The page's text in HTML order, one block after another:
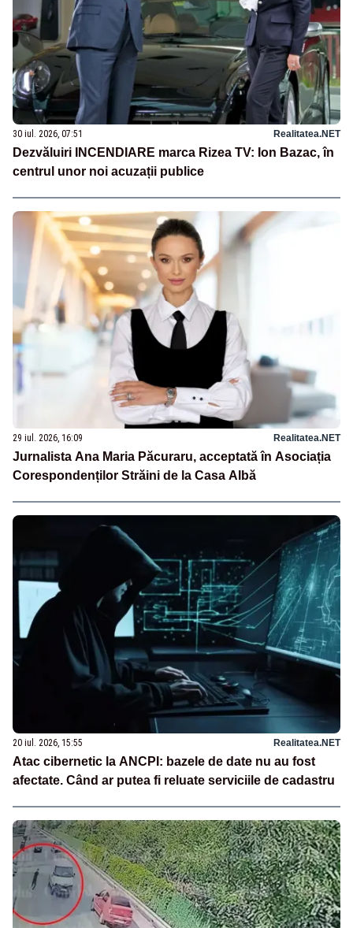
30 iul. 2026, 07:51 Realitatea.NET
Dezvăluiri INCENDIARE marca Rizea TV: Ion Bazac, în
centrul unor noi acuzații publice
29 iul. 2026, 16:09 Realitatea.NET
Jurnalista Ana Maria Păcuraru, acceptată în Asociația
Corespondenților Străini de la Casa Albă
20 iul. 2026, 15:55 Realitatea.NET
Atac cibernetic la ANCPI: bazele de date nu au fost
afectate. Când ar putea fi reluate serviciile de cadastru